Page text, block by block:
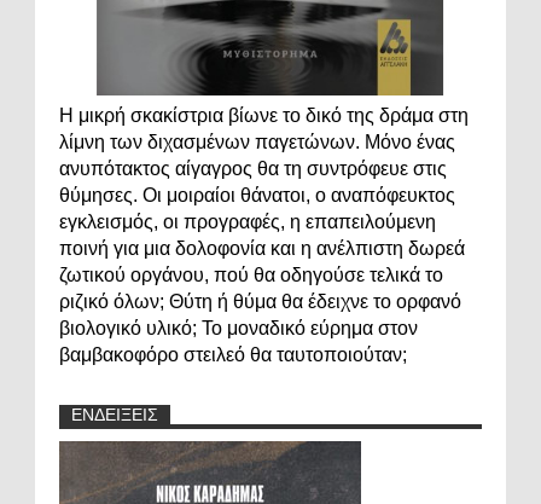
Η μικρή σκακίστρια βίωνε το δικό της δράμα στη
λίμνη των διχασμένων παγετώνων. Μόνο ένας
ανυπότακτος αίγαγρος θα τη συντρόφευε στις
θύμησες. Οι μοιραίοι θάνατοι, ο αναπόφευκτος
εγκλεισμός, οι προγραφές, η επαπειλούμενη
ποινή για μια δολοφονία και η ανέλπιστη δωρεά
ζωτικού οργάνου, πού θα οδηγούσε τελικά το
ριζικό όλων; Θύτη ή θύμα θα έδειχνε το ορφανό
βιολογικό υλικό; Το μοναδικό εύρημα στον
βαμβακοφόρο στειλεό θα ταυτοποιούταν;
ΕΝΔΕΙΞΕΙΣ